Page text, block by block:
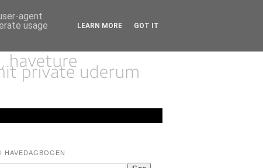
HAVEDAGBOGEN
agent
usage
LEARN MORE GOT IT